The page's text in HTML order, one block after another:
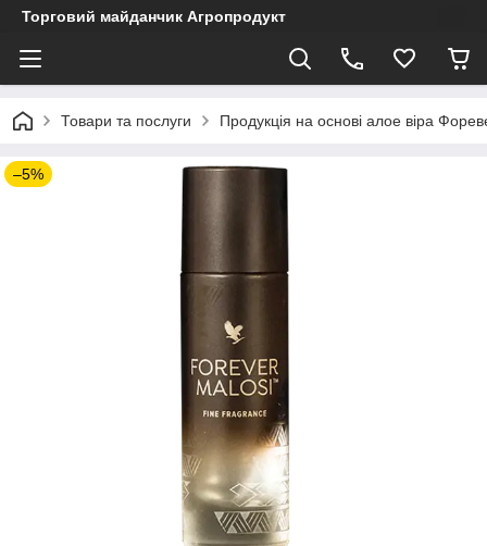
Торговий майданчик Агропродукт
Товари та послуги Продукція на основі алое віра
–5%